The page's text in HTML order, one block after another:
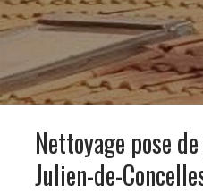
Nettoyage pose
Julien-de-